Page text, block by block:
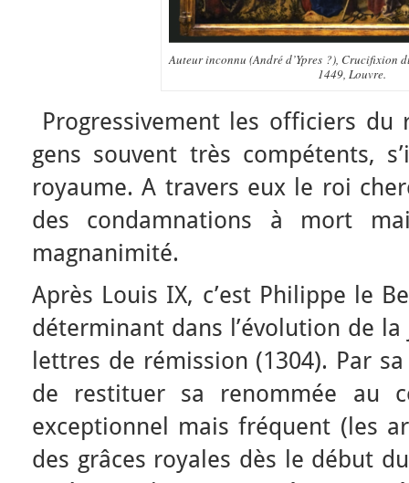
Auteur inconnu (André d’Ypres ?), Crucifixion
1449, Louvre.
Progressivement les officiers
gens souvent très compétents,
royaume. A travers eux le roi
des condamnations à mort
magnanimité.
Après Louis IX, c’est Philippe le
déterminant dans l’évolution de
lettres de rémission (1304). Par
de restituer sa renommée au
exceptionnel mais fréquent (les
des grâces royales dès le début